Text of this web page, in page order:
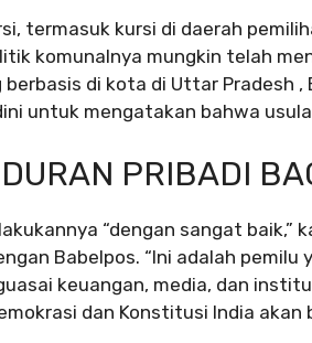
termasuk kursi di daerah
komunalnya mungkin telah
di kota di Uttar Pradesh ,
untuk mengatakan bahwa
PRIBADI
“dengan sangat baik,”
Babelpos. “Ini adalah
keuangan, media, dan
dan Konstitusi India akan